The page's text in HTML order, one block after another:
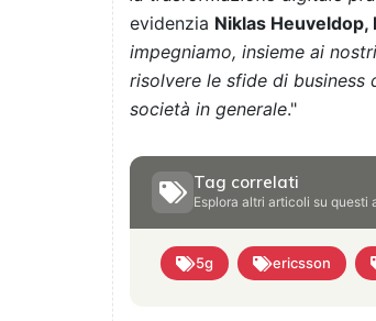
evidenzia Niklas
impegniamo, insieme ai
risolvere le sfide di business
società in generale."
Tag correlati
Esplora altri articoli su questi
5g ericsson